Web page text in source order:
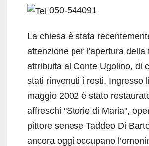
050-544091
La chiesa è stata
attenzione per l’apertura della
attribuita al Conte Ugolino, di
stati rinvenuti i resti. Ingresso
maggio 2002 è stato
affreschi "Storie di Maria",
pittore senese Taddeo Di
ancora oggi occupano